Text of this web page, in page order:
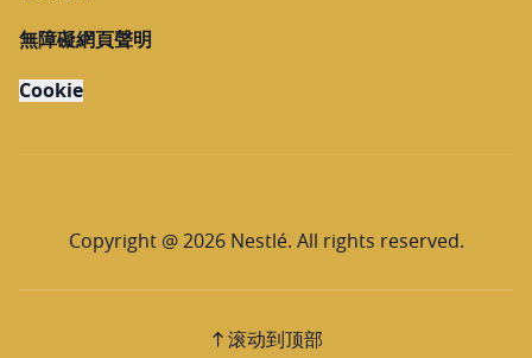
無障礙網頁聲明
Cookie
Copyright @ 2026 Nestlé. All rights reserved.
滚动到顶部